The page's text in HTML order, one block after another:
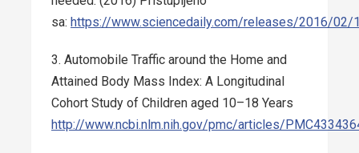
sa: https://www.sciencedaily.com/releases/2016/02/
3. Automobile Traffic around the Home and
Attained Body Mass Index: A Longitudinal
Cohort Study of Children aged 10–18 Years
http://www.ncbi.nlm.nih.gov/pmc/articles/